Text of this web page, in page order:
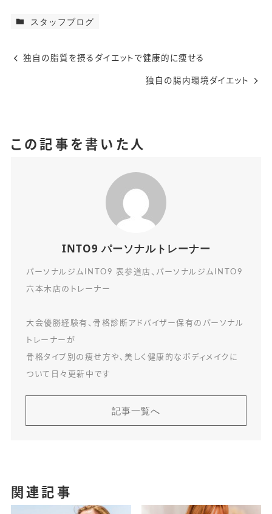
スタッフブログ
独自の脂質を摂るダイエットで健康的に痩せる
独自の腸内環境ダイエット
この記事を書いた人
INTO9 パーソナルトレーナー
パーソナルジムINTO9 表参道店、パーソナルジムINTO9
六本木店のトレーナー
大会優勝経験有、骨格診断アドバイザー保有のパーソナル
トレーナーが
骨格タイプ別の痩せ方や、美しく健康的なボディメイクに
ついて日々更新中です
記事一覧へ
関連記事